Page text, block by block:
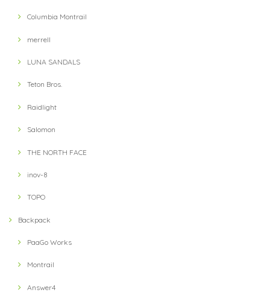
Columbia Montrail
merrell
LUNA SANDALS
Teton Bros.
Raidlight
Salomon
THE NORTH FACE
inov-8
TOPO
Backpack
PaaGo Works
Montrail
Answer4